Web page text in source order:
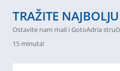
TRAŽITE
Ostavite nam mail i GotoAdria
15 minuta!